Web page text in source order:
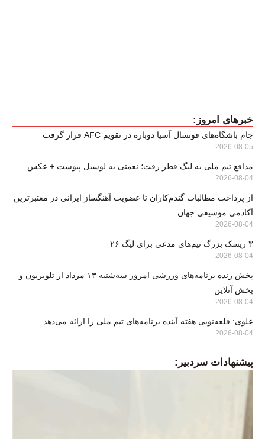
خبرهای امروز:
جام باشگاه‌های فوتسال آسیا دوباره در تقویم AFC قرار گرفت
2026-08-05
مدافع تیم ملی به لیگ قطر رفت؛ نعمتی به لوسیل پیوست + عکس
2026-08-04
از پرداخت مطالبات گندم‌کاران تا عضویت آهنگساز ایرانی در معتبرترین
آکادمی موسیقی جهان
2026-08-04
۳ ریسک بزرگ تیم‌های مدعی برای لیگ ۲۶
2026-08-04
پخش زنده برنامه‌های ورزشی امروز سه‌شنبه ۱۳ مرداد از تلویزیون و
پخش آنلاین
2026-08-04
علوی: قلعه‌نویی هفته آینده برنامه‌های تیم ملی را ارائه می‌دهد
2026-08-04
پیشنهادات سردبیر: